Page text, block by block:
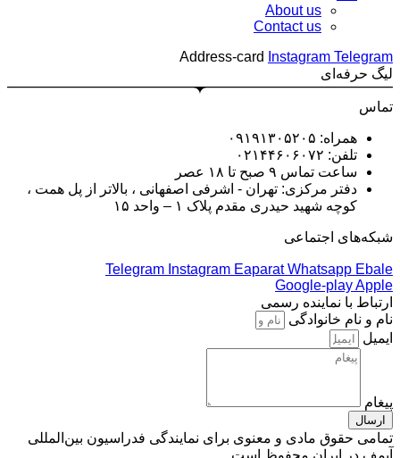
About us
Contact us
Address-card
Instagram Telegram
لیگ حرفه‌ای
تماس
همراه: ۰۹۱۹۱۳۰۵۲۰۵
تلفن: ۰۲۱۴۴۶۰۶۰۷۲
ساعت تماس ۹ صبح تا ۱۸ عصر
دفتر مرکزی: تهران - اشرفی اصفهانی ، بالاتر از پل همت ،
کوچه شهید حیدری مقدم پلاک ۱ – واحد ۱۵
شبکه‌های اجتماعی
Telegram Instagram Eaparat Whatsapp Ebale
Google-playApple
ارتباط با نماینده رسمی
نام و نام خانوادگی
ایمیل
پیغام
ارسال
تمامی حقوق مادی و معنوی برای نمایندگی فدراسیون بین‌المللی
آیمف در ایران محفوظ است.